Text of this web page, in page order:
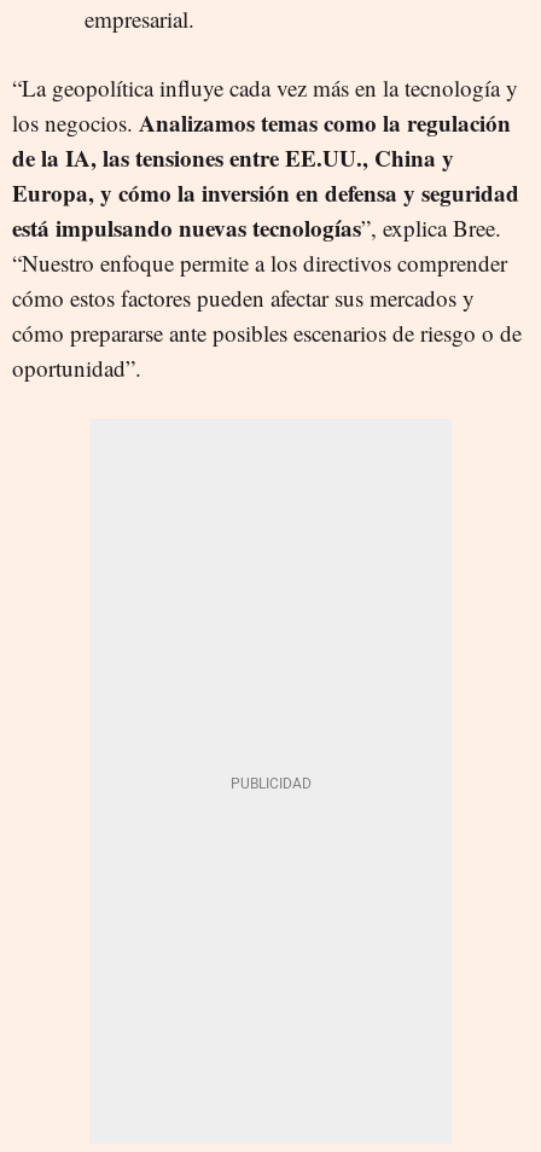
empresarial.
“La geopolítica influye cada vez más en la tecnología y
los negocios. Analizamos temas como la regulación
de la IA, las tensiones entre EE.UU., China y
Europa, y cómo la inversión en defensa y seguridad
está impulsando nuevas tecnologías”, explica Bree.
“Nuestro enfoque permite a los directivos comprender
cómo estos factores pueden afectar sus mercados y
cómo prepararse ante posibles escenarios de riesgo o de
oportunidad”.